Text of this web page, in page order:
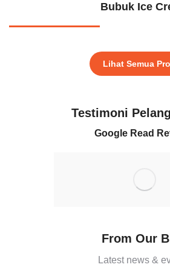
Bubuk Ice
Lihat Semua
Testimoni
Google Read
From Our
Latest news &